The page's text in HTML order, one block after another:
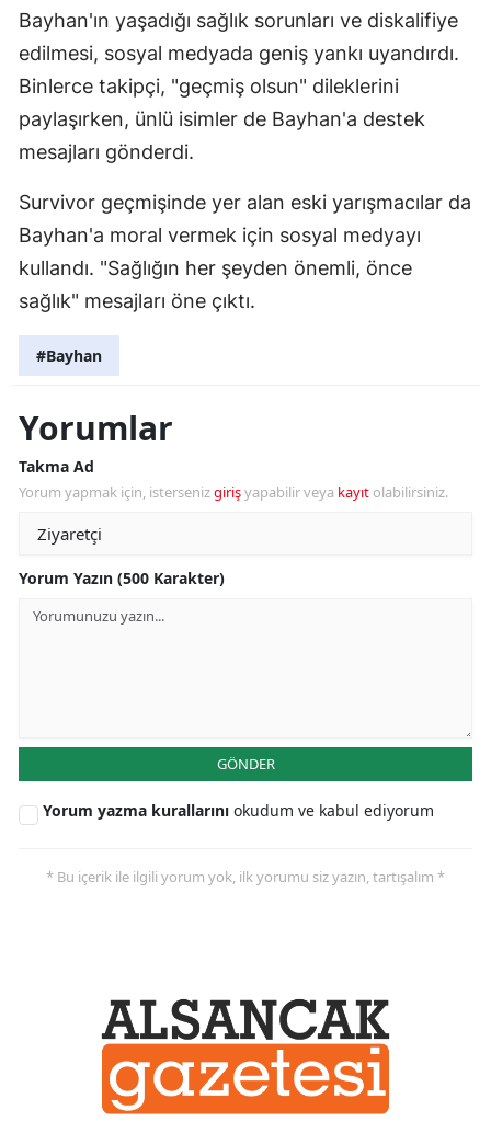
Bayhan'ın yaşadığı sağlık sorunları ve diskalifiye
edilmesi, sosyal medyada geniş yankı uyandırdı.
Binlerce takipçi, "geçmiş olsun" dileklerini
paylaşırken, ünlü isimler de Bayhan'a destek
mesajları gönderdi.
Survivor geçmişinde yer alan eski yarışmacılar da
Bayhan'a moral vermek için sosyal medyayı
kullandı. "Sağlığın her şeyden önemli, önce
sağlık" mesajları öne çıktı.
#Bayhan
Yorumlar
Takma Ad
Yorum yapmak için, istersenizgirişyapabilir veya kayıt olabilirsiniz.
Yorum Yazın (500 Karakter)
GÖNDER
Yorum yazma kurallarını okudum ve kabul ediyorum
* Bu içerik ile ilgili yorum yok, ilk yorumu siz yazın, tartışalım *